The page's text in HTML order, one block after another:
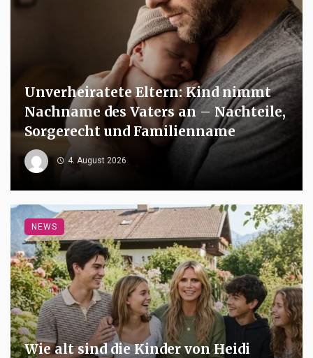
Unverheiratete Eltern: Kind nimmt
Nachname des Vaters an – Nachteile,
Sorgerecht und Familienname
4. August 2026
Wie alt sind die Kinder von Heidi
NEWS